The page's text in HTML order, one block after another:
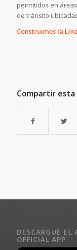
permitidos en
de tránsito
Construimos la
Compartir
DESCARGUE
OFFICIAL APP